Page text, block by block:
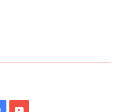
FacebookYouTube